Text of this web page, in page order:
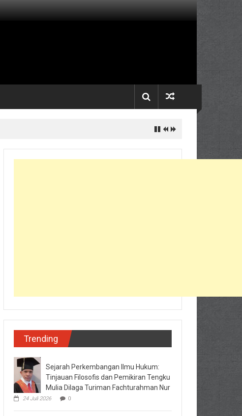
Trending
Sejarah Perkembangan Ilmu Hukum:
Tinjauan Filosofis dan Pemikiran Tengku
Mulia Dilaga Turiman Fachturahman Nur
24 Juli 2026 0